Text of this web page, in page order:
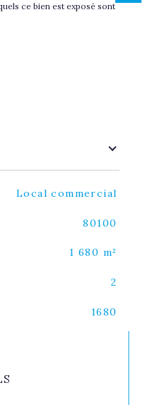
ce bien est exposé sont
ValeursLocal commercial
80100
1 680 m²
2
1680